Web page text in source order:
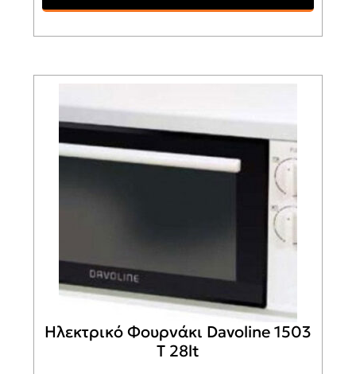
Ηλεκτρικό Φουρνάκι Davoline 1503
T 28lt